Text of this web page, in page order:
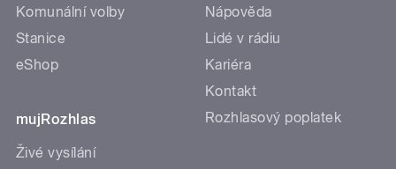
Komunální volby
Stanice
eShop
mujRozhlas
Živé vysílání
Nápověda
Lidé v rádiu
Kariéra
Kontakt
Rozhlasový poplatek